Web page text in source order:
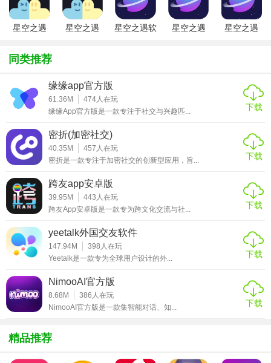
言，满足全球不同地区用户的使用需求。通过与全球权威天
文机构合作，实时更新天文数据，确保为用户提供最准确、
用户能够轻松分享自己的观测体验和发现，与全球天文爱好
【星空之遇国际版特色】
据用户所在位置和时间，精确显示当前天空中可见的恒星、
行星、星座等天体。用户可以通过缩放、旋转等操作，全方
位观察星空，仿佛置身于宇宙之中。
2. 丰富天文知识库：拥有庞大而全面的天文知识库，涵盖天
文历史、宇宙奥秘、星座传说等多个方面。用户可以随时随
的天文素养。
3. 个性化观测计划：根据用户的兴趣和需求，软件能够为用
户制定个性化的天文观测计划。无论是观测流星雨、日食月
食，还是寻找特定星座，软件都会提供详细的观测时间、地
点和注意事项，帮助用户不错过任何精彩的天文现象。
【星空之遇国际版亮点】
1. 虚拟现实（VR）体验：支持虚拟现实技术，用户只需佩戴
星空之遇
星空之遇
星空之遇软
星空之遇
星空之遇
同类推荐
缘缘app官方版
61.36M 474人在玩
缘缘App官方版是一款专注于社交与兴趣匹...
下载
密折(加密社交)
40.35M 457 人在玩
密折是一款专注于加密社交的创新型应用，旨...
下载
跨友app安卓版
39.95M 443 人在玩
跨友App安卓版是一款专为跨文化交流与社...
下载
yeetalk外国交友软件
147.94M 398 人在玩
Yeetalk是一款专为全球用户设计的外...
下载
NimooAI官方版
8.68M 386 人在玩
NimooAI官方版是一款集智能对话、知...
下载
精品推荐